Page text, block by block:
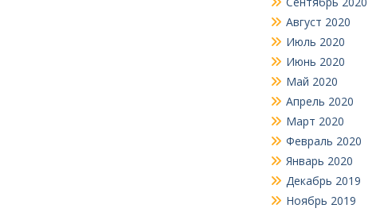
Август 2020
Июль 2020
Июнь 2020
Май 2020
Апрель 2020
Март 2020
Февраль 2020
Январь 2020
Декабрь 2019
Ноябрь 2019